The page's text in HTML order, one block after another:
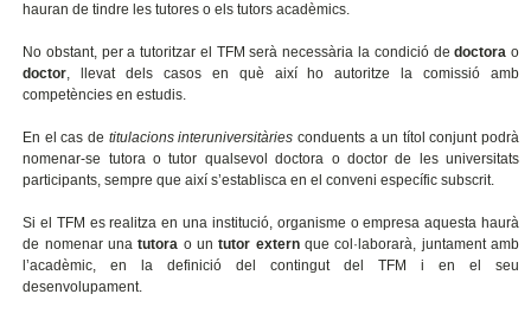
hauran de tindre les tutores o els tutors acadèmics.
No obstant, per a tutoritzar el TFM serà necessària la condició dedoctora o
doctor, llevat dels casos en què així ho autoritze la comissió amb
competències en estudis.
En el cas de titulacions interuniversitàries conduents a un títol conjunt podrà
nomenar-se tutora o tutor qualsevol doctora o doctor de les universitats
participants, sempre que així s’establisca en el conveni específic subscrit.
Si el TFM es realitza en una institució, organisme o empresa aquesta haurà
de nomenar unatutora o untutor externque col·laborarà, juntament amb
l’acadèmic, en la definició del contingut del TFM i en el seu
desenvolupament.